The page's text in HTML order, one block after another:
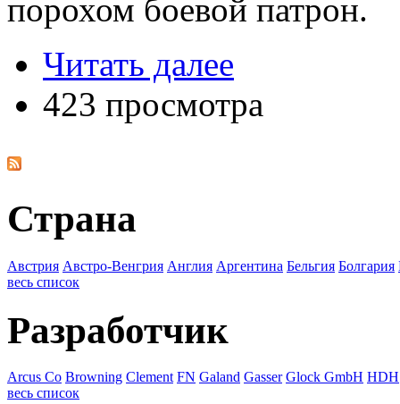
порохом боевой патрон.
Читать далее
423 просмотра
Страна
Австрия Австро-Венгрия Англия Аргентина Бельгия Болгария
весь список
Разработчик
Arcus Co Browning Clement FN Galand Gasser Glock GmbH HDH
весь список